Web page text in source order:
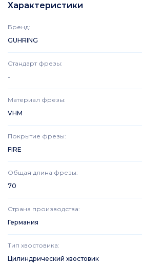
Характеристики
Бренд:
GUHRING
Стандарт фрезы:
-
Материал фрезы:
VHM
Покрытие фрезы:
FIRE
Общая длина фрезы:
70
Страна производства:
Германия
Тип хвостовика:
Цилиндрический хвостовик